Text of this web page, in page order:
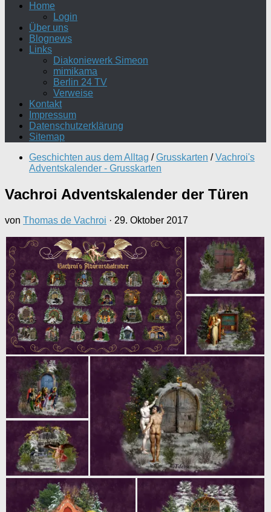
Home
Login
Über uns
Blognews
Links
Diakoniewerk Simeon
mimikama
Berlin 24 TV
Verweise
Kontakt
Impressum
Datenschutzerklärung
Sitemap
Geschichten aus dem Alltag / Grusskarten / Vachroi's
Adventskalender - Grusskarten
Vachroi Adventskalender der Türen
von Thomas de Vachroi · 29. Oktober 2017